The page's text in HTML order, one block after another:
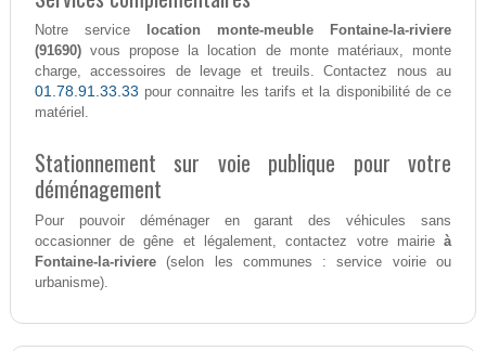
Notre service
location monte-meuble Fontaine-la-riviere
(91690)vous propose la location de monte matériaux, monte
charge, accessoires de levage et treuils. Contactez nous au
01.78.91.33.33 pour connaitre les tarifs et la disponibilité de ce
matériel.
Stationnement sur voie publique pour votre
déménagement
Pour pouvoir déménager en garant des véhicules sans
occasionner de gêne et légalement, contactez votre mairieà
Fontaine-la-riviere(selon les communes : service voirie ou
urbanisme).